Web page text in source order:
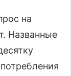
на
Названные